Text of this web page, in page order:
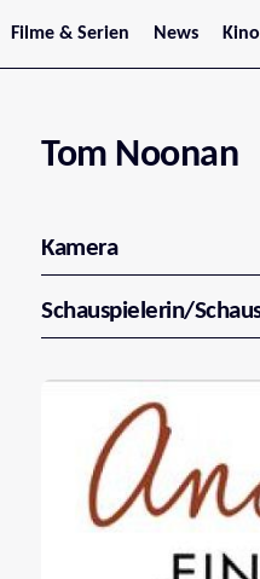
Filme & Serien
Trailer
Serienarchiv
News
Stars
Tom Noonan
Kamera
Schauspielerin/